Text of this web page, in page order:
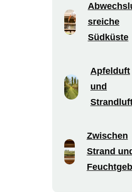
sreiche
Südküste
Apfelduft
und
Zwischen
Strand